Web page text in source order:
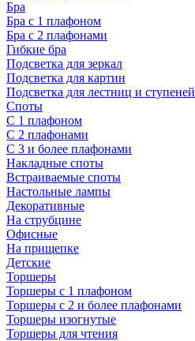
Бра
Бра с 1 плафоном
Бра с 2 плафонами
Гибкие бра
Подсветка для зеркал
Подсветка для картин
Подсветка для лестниц и ступеней
Споты
С 1 плафоном
С 2 плафонами
С 3 и более плафонами
Накладные споты
Встраиваемые споты
Настольные лампы
Декоративные
На струбцине
Офисные
На прищепке
Детские
Торшеры
Торшеры с 1 плафоном
Торшеры с 2 и более плафонами
Торшеры изогнутые
Торшеры для чтения